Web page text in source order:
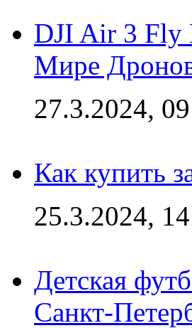
DJI Air 3 Fly
Мире
27.3.2024,
Как купить
25.3.2024,
Детская
Санкт-